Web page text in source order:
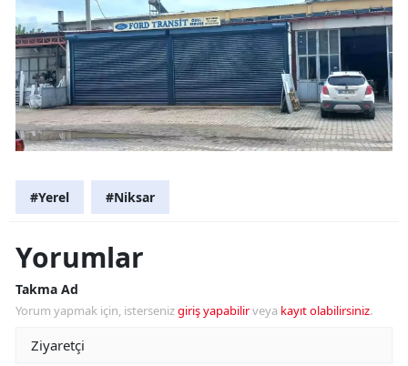
#Yerel #Niksar
Yorumlar
Takma Ad
Yorum yapmak için, istersenizgiriş yapabilirveya kayıt olabilirsiniz.